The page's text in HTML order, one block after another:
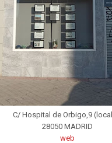
C/ Hospital de Orbigo,9
28050 MADRID
web